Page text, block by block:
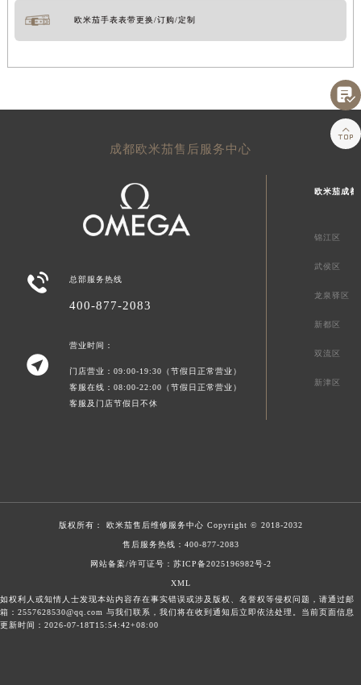
欧米茄手表表带更换/订购/定制
成都欧米茄售后服务中心
 总部服务热线
400-877-2083

营业时间：
门店营业：09:00-19:30（节假日正常营业）
客服在线：08:00-22:00（节假日正常营业）
客服及门店节假日不休
欧米茄成都
锦江区
武侯区
龙泉驿区
新都区
双流区
新津区
版权所有： 欧米茄售后维修服务中心 Copyright © 2018-2032
售后服务热线： 400-877-2083
网站备案/许可证号：苏ICP备2025196982号-2
XML
如权利人或知情人士发现本站内容存在事实错误或涉及版权、名誉权等侵权问题，请通过邮
箱：2557628530@qq.com 与我们联系，我们将在收到通知后立即依法处理。当前页面信息
更新时间：2026-07-18T15:54:42+08:00

